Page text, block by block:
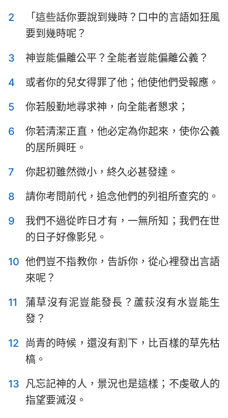
以斯拉記 尼希米記
以斯帖記
詩篇 箴言
傳道書 雅歌
以賽亞書 耶利米書
耶利米哀歌 以西結書
但以理書
約珥書 阿摩司書
俄巴底亞書 約拿書
彌迦書 那鴻書
哈巴谷書
哈該書 撒迦利亞書
瑪拉基書
2
「這些話你要說到幾時？口中的言語如狂風
要到幾時呢？
3
神豈能偏離公平？全能者豈能偏離公義？
4
或者你的兒女得罪了他；他使他們受報應。
5
你若殷勤地尋求神，向全能者懇求；
6
你若清潔正直，他必定為你起來，使你公義
的居所興旺。
7
你起初雖然微小，終久必甚發達。
8
請你考問前代，追念他們的列祖所查究的。
9
我們不過從昨日才有，一無所知；我們在世
的日子好像影兒。
10 他們豈不指教你，告訴你，從心裡發出言語
來呢？
11
蒲草沒有泥豈能發長？蘆荻沒有水豈能生
發？
12
尚青的時候，還沒有割下，比百樣的草先枯
槁。
13 凡忘記神的人，景況也是這樣；不虔敬人的
指望要滅沒。